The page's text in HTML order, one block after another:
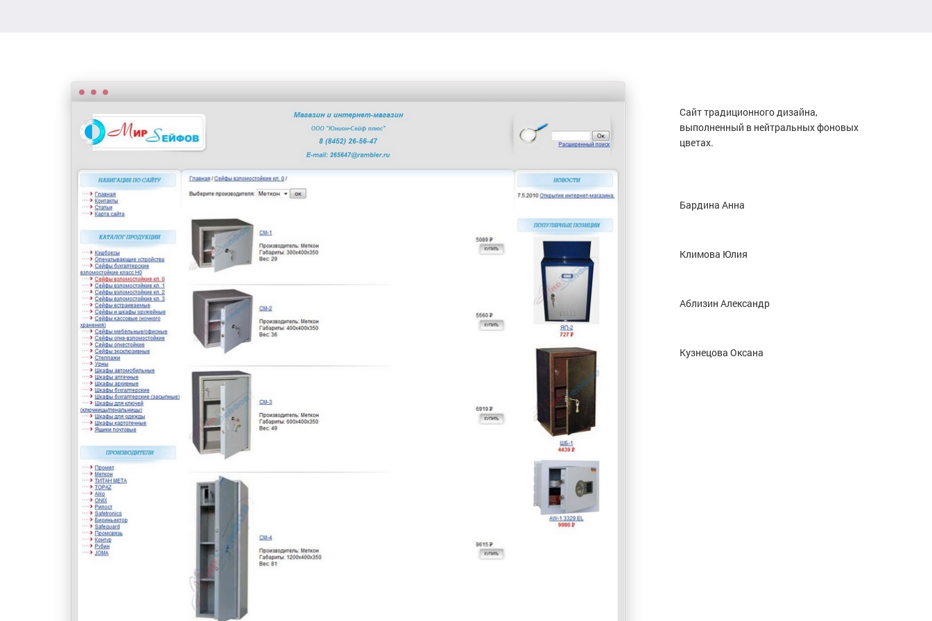
Сайт традиционного дизайна,
выполненный в нейтральных фоновых
цветах.
Бардина Анна
Климова Юлия
Аблизин Александр
Кузнецова Оксана